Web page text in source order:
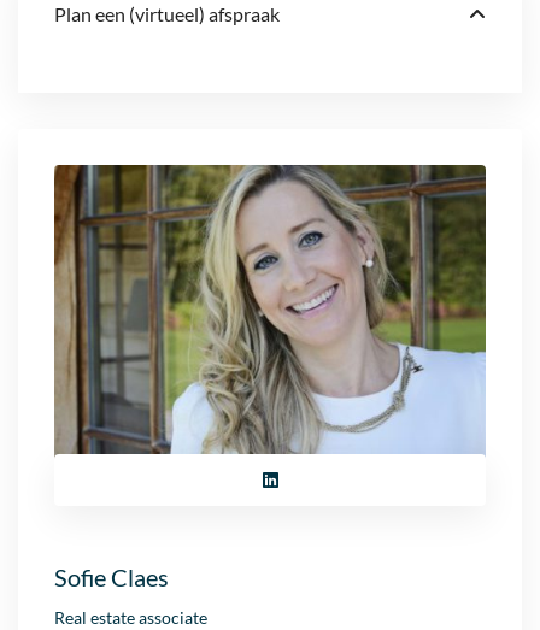
Plan een (virtueel) afspraak
Sofie Claes
Real estate associate